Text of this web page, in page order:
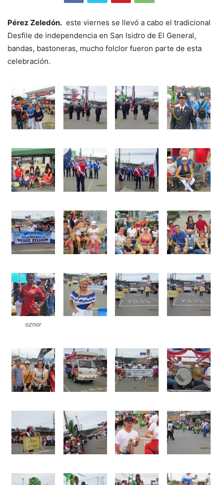
Pérez Zeledón. este viernes se llevó a cabo el tradicional
Desfile de independencia en San Isidro de El General,
bandas, bastoneras, mucho folclor fueron parte de esta
celebración.
oznor